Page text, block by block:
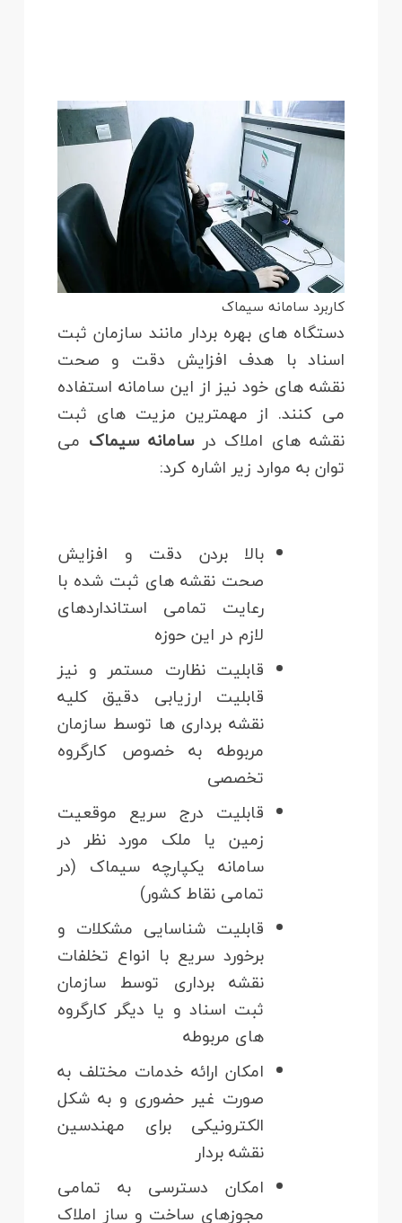
کاربرد سامانه سیماک
دستگاه های بهره بردار مانند سازمان ثبت
اسناد با هدف افزایش دقت و صحت
نقشه های خود نیز از این سامانه استفاده
می کنند. از مهمترین مزیت های ثبت
نقشه های املاک درسامانه سیماک می
توان به موارد زیر اشاره کرد:
بالا بردن دقت و افزایش
صحت نقشه های ثبت شده با
رعایت تمامی استانداردهای
لازم در این حوزه
قابلیت نظارت مستمر و نیز
قابلیت ارزیابی دقیق کلیه
نقشه برداری ها توسط سازمان
مربوطه به خصوص کارگروه
تخصصی
قابلیت درج سریع موقعیت
زمین یا ملک مورد نظر در
سامانه یکپارچه سیماک (در
تمامی نقاط کشور)
قابلیت شناسایی مشکلات و
برخورد سریع با انواع تخلفات
نقشه برداری توسط سازمان
ثبت اسناد و یا دیگر کارگروه
های مربوطه
امکان ارائه خدمات مختلف به
صورت غیر حضوری و به شکل
الکترونیکی برای مهندسین
نقشه بردار
امکان دسترسی به تمامی
مجوزهای ساخت و ساز املاک